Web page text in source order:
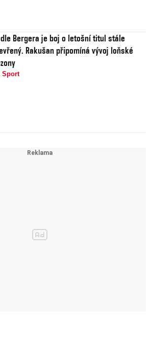
Bergera je boj o letošní titul stále
Rakušan připomíná vývoj loňské
Sport